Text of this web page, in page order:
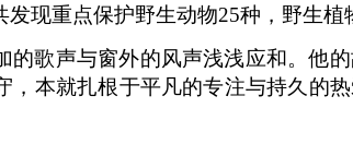
发现重点保护野生动物25种，野生
的歌声与窗外的风声浅浅应和。他
，本就扎根于平凡的专注与持久的